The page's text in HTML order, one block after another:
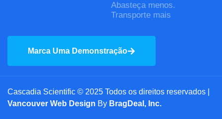
Abasteça menos.
Transporte mais
Marca Uma Demonstração
Cascadia Scientific © 2025 Todos os direitos reservados |
Vancouver Web Design By BragDeal, Inc.